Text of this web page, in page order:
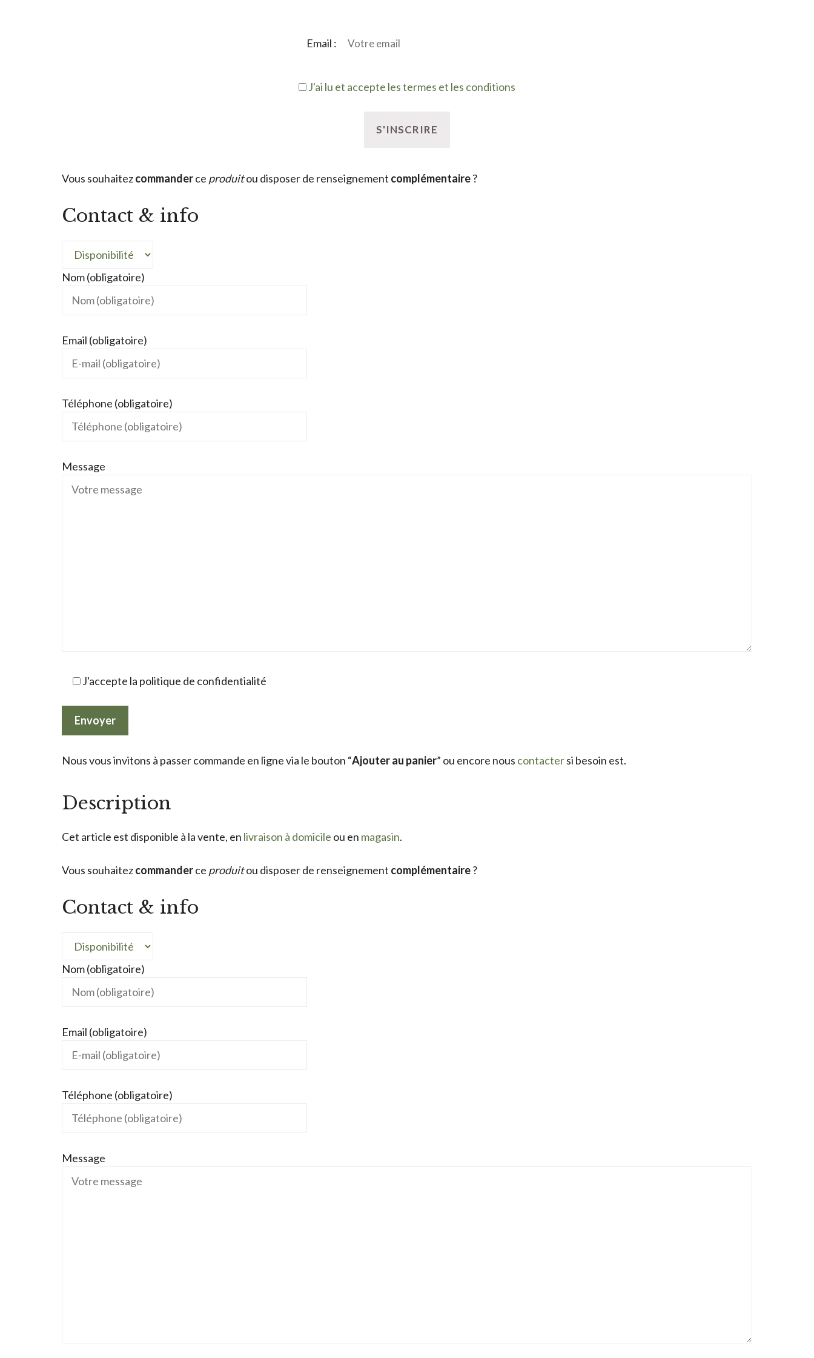
Email :
J'ai lu et accepte les termes et les conditions
Vous souhaitezcommanderce produitou disposer de renseignement complémentaire?
Contact & info
Nom (obligatoire)
Email (obligatoire)
Téléphone (obligatoire)
Message
J'accepte la politique de confidentialité
Nous vous invitons à passer commande en ligne via le bouton “Ajouter au panier” ou encore nous contactersi besoin est.
Description
Cet article est disponible à la vente, en livraison à domicile ou en magasin.
Vous souhaitezcommanderce produitou disposer de renseignement complémentaire?
Contact & info
Nom (obligatoire)
Email (obligatoire)
Téléphone (obligatoire)
Message